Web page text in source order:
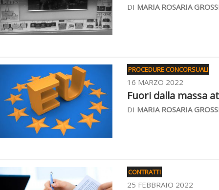
DI MARIA ROSARIA
PROCEDURE CONCORSUALI
16 MARZO 2022
Fuori dalla massa
DI MARIA ROSARIA
CONTRATTI
25 FEBBRAIO 2022